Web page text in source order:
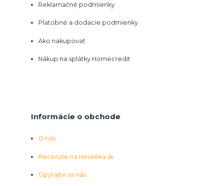
Reklamačné podmienky
Platobné a dodacie podmienky
Ako nakupovať
Nákup na splátky Homecredit
Informácie o obchode
O nás
Recenzie na Heureka.sk
Opýtajte sa nás